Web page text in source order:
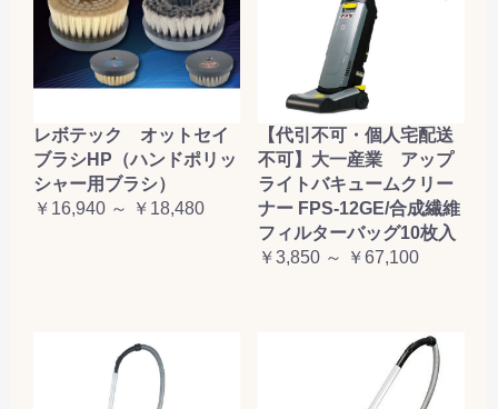
レボテック オットセイ
ブラシHP（ハンドポリッ
シャー用ブラシ）
￥16,940 ～ ￥18,480
【代引不可・個人宅配送
不可】大一産業 アップ
ライトバキュームクリー
ナー FPS-12GE/合成繊維
フィルターバッグ10枚入
￥3,850 ～ ￥67,100